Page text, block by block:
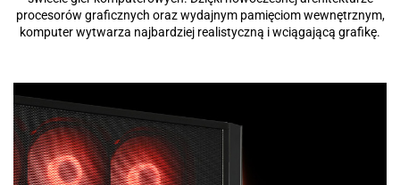
procesorów graficznych oraz wydajnym pamięciom wewnętrznym,
komputer wytwarza najbardziej realistyczną i wciągającą grafikę.